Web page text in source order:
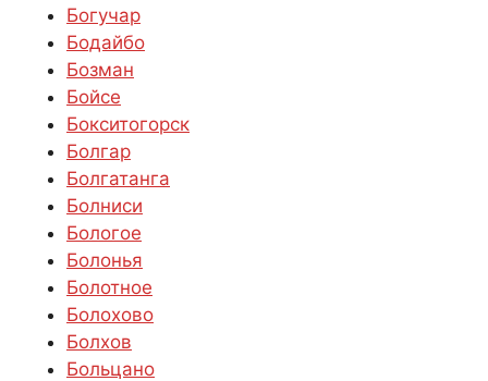
Богучар
Бодайбо
Бозман
Бойсе
Бокситогорск
Болгар
Болгатанга
Болниси
Бологое
Болонья
Болотное
Болохово
Болхов
Больцано